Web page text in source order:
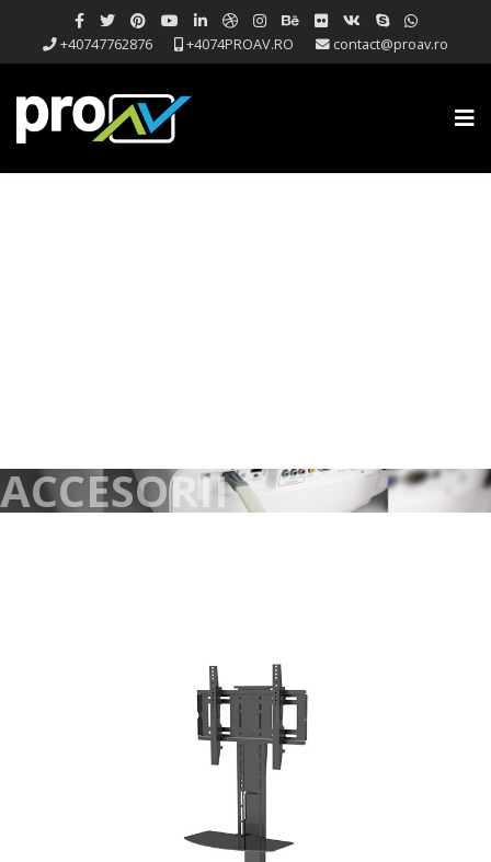
+40747762876 +4074PROAV.RO contact@proav.ro
ACCESORII